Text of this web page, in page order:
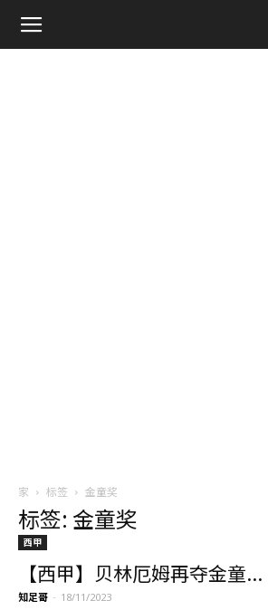
家 标签 金童奖
标签: 金童奖
西甲
【西甲】贝林厄姆再夺金童...
知足哥 - 18/11/2023